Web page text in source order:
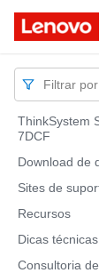
Filtrar
ThinkSystem
7DCF
Download de
Sites de
Recursos
Dicas técnicas
Consultoria